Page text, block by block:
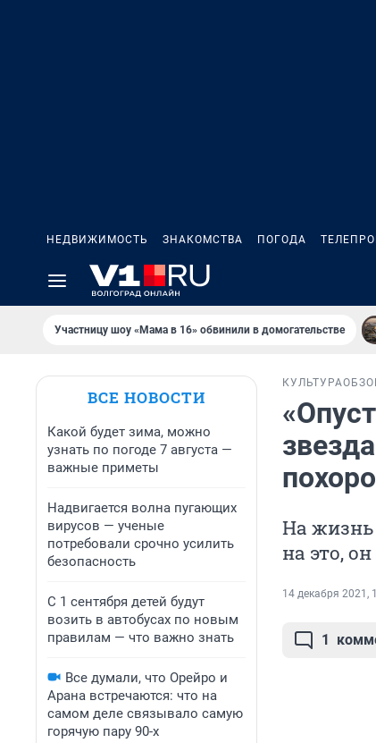
НЕДВИЖИМОСТЬ ЗНАКОМСТВА ПОГОДА
Участницу шоу «Мама в 16» обвинили в домогательстве
ВСЕ НОВОСТИ
Какой будет зима, можно
узнать по погоде 7 августа —
важные приметы
Надвигается волна пугающих
вирусов — ученые
потребовали срочно усилить
безопасность
С 1 сентября детей будут
возить в автобусах по новым
правилам — что важно знать
Все думали, что Орейро и
Арана встречаются: что на
самом деле связывало самую
горячую пару 90-х
КУЛЬТУРА
На
на это,
14 декабря 2021,
1